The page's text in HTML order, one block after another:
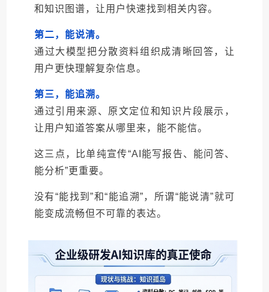
和知识图谱，让用户快速找到相关内容。
第二，能说清。
通过大模型把分散资料组织成清晰回答，让
用户更快理解复杂信息。
第三，能追溯。
通过引用来源、原文定位和知识片段展示，
让用户知道答案从哪里来，能不能信。
这三点，比单纯宣传“AI能写报告、能问答、
能分析”更重要。
没有“能找到”和“能追溯”，所谓“能说清”就可
能变成流畅但不可靠的表达。